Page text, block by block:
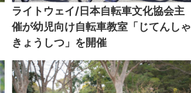
ライトウェイ/日本自転車文化協会主
催が幼児向け自転車教室「じてんしゃ
きょうしつ」を開催